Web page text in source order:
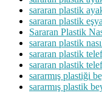
sararan plastik
sararan plastik
Sararan Plastik
sararan plastik
sararan plastik
sararan plastik
sararmış plastiği
sararmış plastik